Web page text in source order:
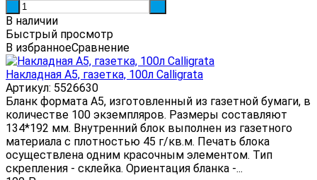
В наличии
Быстрый просмотр
В избранноеСравнение
Накладная А5, газетка, 100л Calligrata
Артикул: 5526630
Бланк формата А5, изготовленный из газетной бумаги, в
количестве 100 экземпляров. Размеры составляют
134*192 мм. Внутренний блок выполнен из газетного
материала с плотностью 45 г/кв.м. Печать блока
осуществлена одним красочным элементом. Тип
скрепления - склейка. Ориентация бланка -...